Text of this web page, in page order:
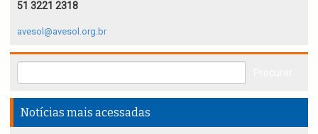
51 3221 2318
avesol@avesol.org.br
Notícias mais acessadas